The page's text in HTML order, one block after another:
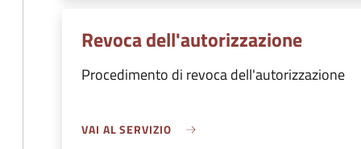
Revoca dell'autorizzazione
Procedimento di revoca dell'autorizzazione
VAI AL SERVIZIO